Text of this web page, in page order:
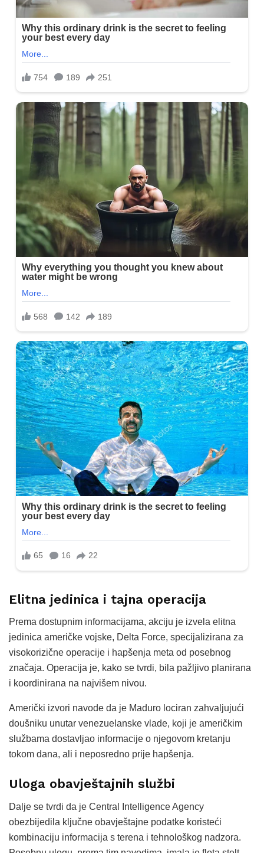
Elitna jedinica i tajna operacija
Prema dostupnim informacijama, akciju je izvela elitna
jedinica američke vojske, Delta Force, specijalizirana za
visokorizične operacije i hapšenja meta od posebnog
značaja. Operacija je, kako se tvrdi, bila pažljivo planirana
i koordinirana na najvišem nivou.
Američki izvori navode da je Maduro lociran zahvaljujući
doušniku unutar venezuelanske vlade, koji je američkim
službama dostavljao informacije o njegovom kretanju
tokom dana, ali i neposredno prije hapšenja.
Uloga obavještajnih službi
Dalje se tvrdi da je Central Intelligence Agency
obezbijedila ključne obavještajne podatke koristeći
kombinaciju informacija s terena i tehnološkog nadzora.